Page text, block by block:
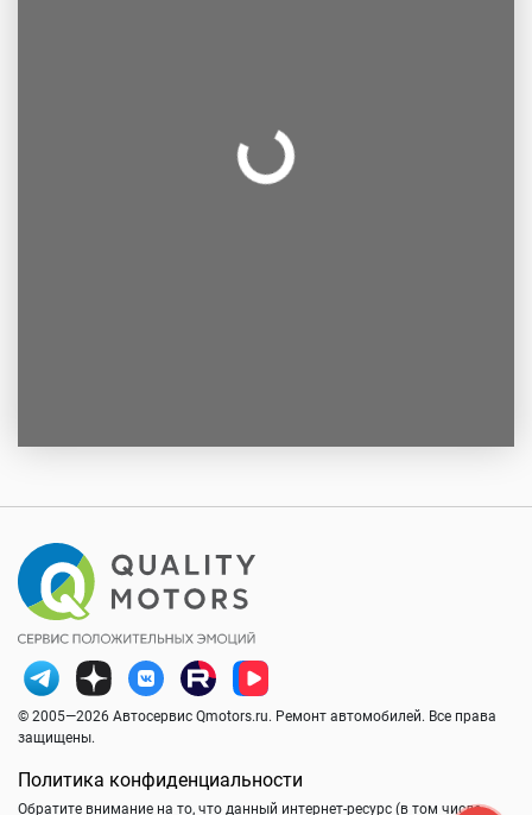
© 2005—2026 Автосервис Qmotors.ru. Ремонт автомобилей. Все права
защищены.
Политика конфиденциальности
Обратите внимание на то, что данный интернет-ресурс (в том числе